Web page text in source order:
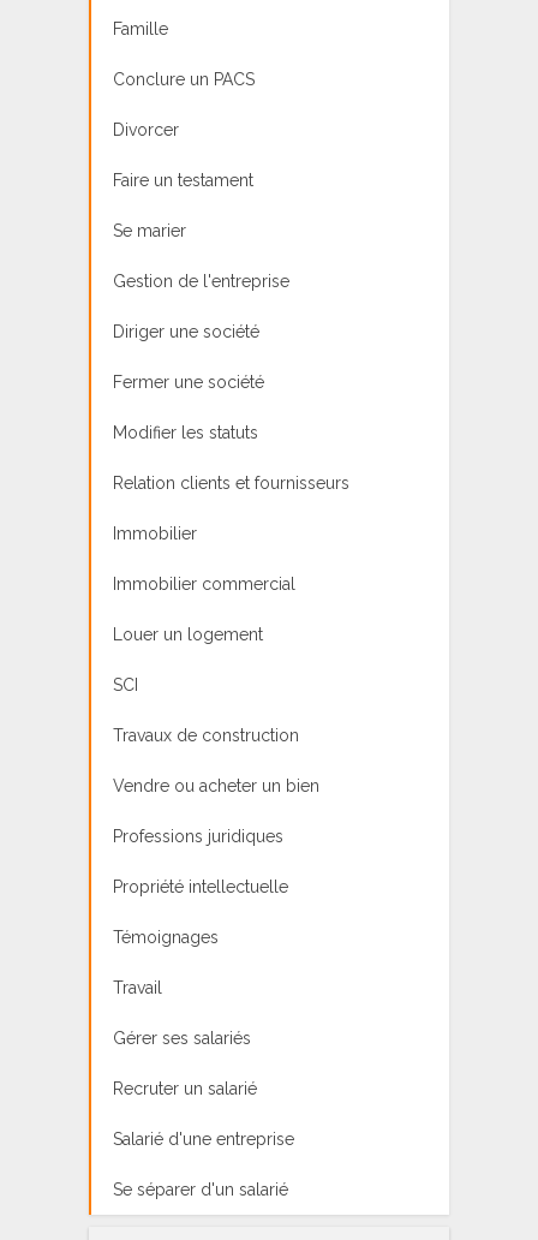
Famille
Conclure un PACS
Divorcer
Faire un testament
Se marier
Gestion de l'entreprise
Diriger une société
Fermer une société
Modifier les statuts
Relation clients et fournisseurs
Immobilier
Immobilier commercial
Louer un logement
SCI
Travaux de construction
Vendre ou acheter un bien
Professions juridiques
Propriété intellectuelle
Témoignages
Travail
Gérer ses salariés
Recruter un salarié
Salarié d'une entreprise
Se séparer d'un salarié